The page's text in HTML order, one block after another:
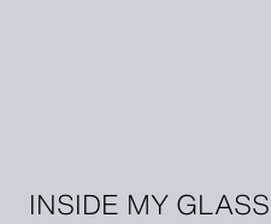
INSIDE MY